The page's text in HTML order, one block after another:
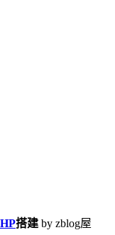
搭建 by zblog屋